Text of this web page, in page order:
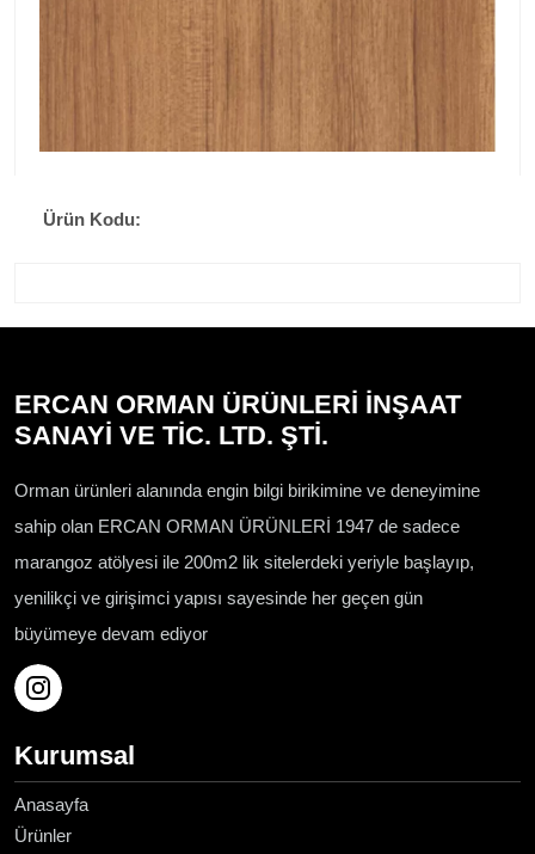
Ürün Kodu:
ERCAN ORMAN ÜRÜNLERİ İNŞAAT
SANAYİ VE TİC. LTD. ŞTİ.
Orman ürünleri alanında engin bilgi birikimine ve deneyimine
sahip olan ERCAN ORMAN ÜRÜNLERİ 1947 de sadece
marangoz atölyesi ile 200m2 lik sitelerdeki yeriyle başlayıp,
yenilikçi ve girişimci yapısı sayesinde her geçen gün
büyümeye devam ediyor
Kurumsal
Anasayfa
Ürünler